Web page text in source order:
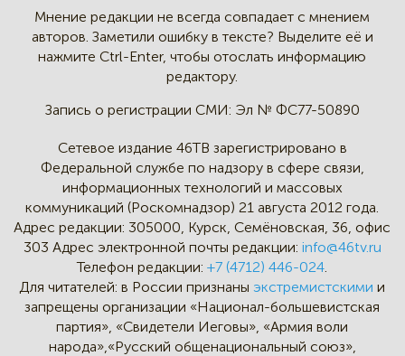
Мнение редакции не всегда совпадает с мнением
авторов. Заметили ошибку в тексте? Выделите её и
нажмите Ctrl-Enter, чтобы отослать информацию
редактору.
Запись о регистрации СМИ: Эл № ФС77-50890
Сетевое издание 46ТВ зарегистрировано в
Федеральной службе по надзору в сфере связи,
информационных технологий и массовых
коммуникаций (Роскомнадзор) 21 августа 2012 года.
Адрес редакции: 305000, Курск, Семёновская, 36, офис
303 Адрес электронной почты редакции: info@46tv.ru
Телефон редакции: +7 (4712) 446-024
Для читателей: в России признаныэкстремистскими и
запрещены организации «Национал-большевистская
партия», «Свидетели Иеговы», «Армия воли
народа»,«Русский общенациональный союз»,